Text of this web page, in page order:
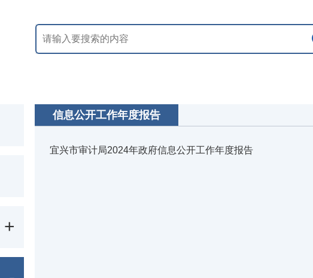
信息公开工作年度报告
宜兴市审计局2024年政府信息公开工作年度报告